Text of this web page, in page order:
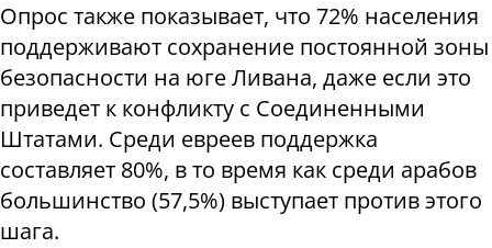
Опрос также показывает, что 72% населения
поддерживают сохранение постоянной зоны
безопасности на юге Ливана, даже если это
приведет к конфликту с Соединенными
Штатами. Среди евреев поддержка
составляет 80%, в то время как среди арабов
большинство (57,5%) выступает против этого
шага.